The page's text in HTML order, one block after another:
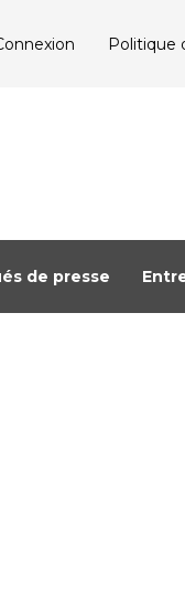
Politique
de presse